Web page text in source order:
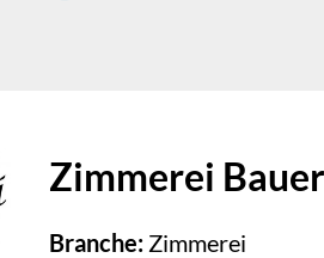
Zimmerei Bauer
Branche: Zimmerei